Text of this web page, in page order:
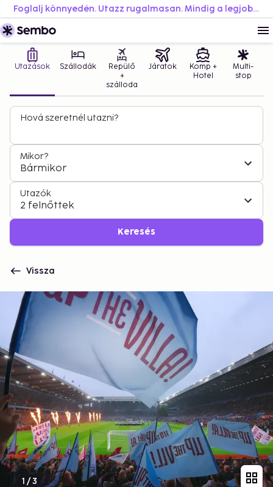
Foglalj könnyedén. Utazz rugalmasan. Mindig a legjobb áron.
Utazások Szállodák
Repülő
+
szálloda
Járatok
Komp +
Hotel
Multi-
stop
Hová szeretnél utazni?
Mikor?
Bármikor
Utazók
2 felnőttek
Keresés
Vissza
1 /3